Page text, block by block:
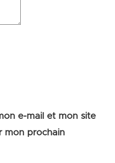
e-mail et mon site
mon prochain